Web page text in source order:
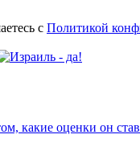
с Политикой
какие оценки он